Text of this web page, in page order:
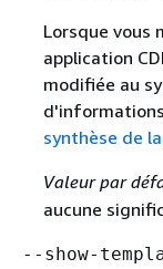
Lorsque vous
application
modifiée au
synthèse de
Valeur par
aucune
--show-